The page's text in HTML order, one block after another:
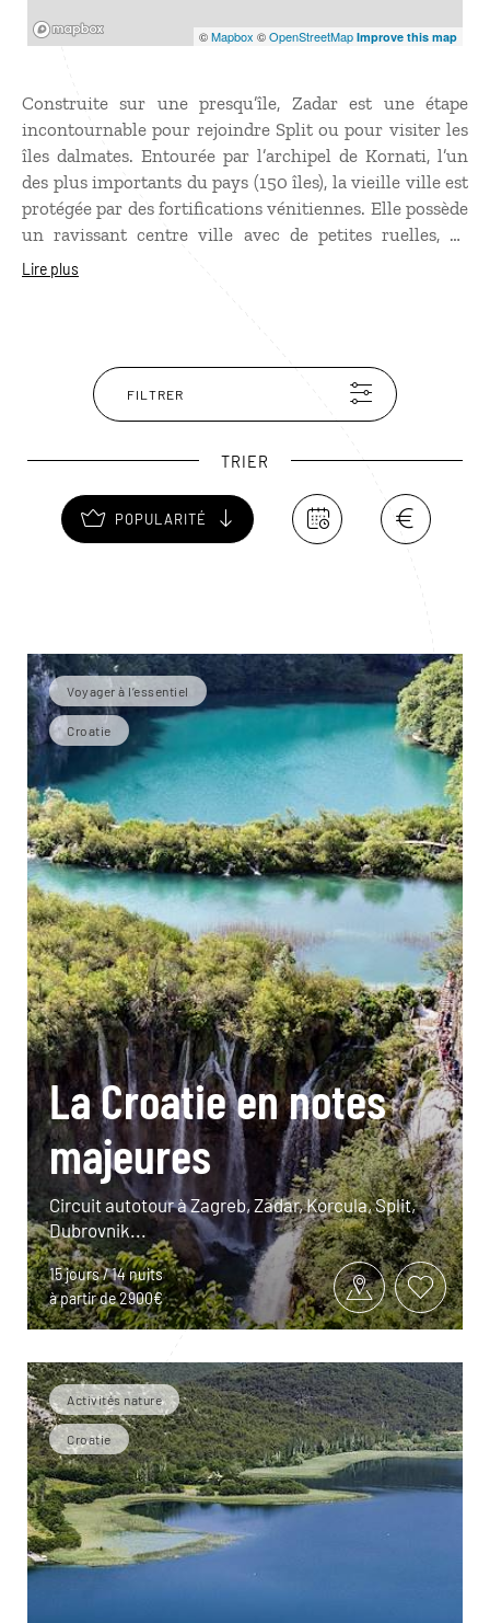
©Mapbox ©OpenStreetMap Improve this map
Construite sur une presqu’île, Zadar est une étape
incontournable pour rejoindre Split ou pour visiter les
îles dalmates. Entourée par l’archipel de Kornati, l’un
des plus importants du pays (150 îles), la vieille ville est
protégée par des fortifications vénitiennes. Elle possède
un ravissant centre ville avec de petites ruelles, de
jolies églises et des ruines archéologiques. Zadar
Lire plus
FILTRER
TRIER
POPULARITÉ
Voyager à l’essentiel
Croatie
La Croatie en notes
majeures
Circuit autotour à Zagreb, Zadar, Korcula, Split,
Dubrovnik...
15 jours / 14 nuits
à partir de 2900€
Activités nature
Croatie